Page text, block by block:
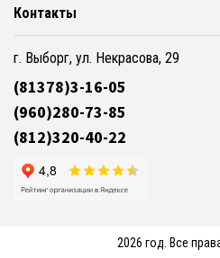
Контакты
г. Выборг, ул. Некрасова, 29
(81378)3-16-05
(960)280-73-85
(812)320-40-22
2026 год. Все